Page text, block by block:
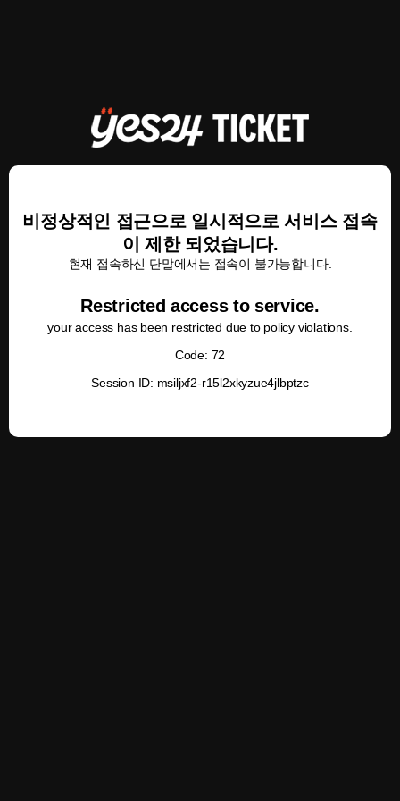
비정상적인 접근으로 일시적으로 서비스 접속
이 제한 되었습니다.
현재 접속하신 단말에서는 접속이 불가능합니다.
Restricted access to service.
your access has been restricted due to policy violations.
Code: 72
Session ID: msiljxf2-r15l2xkyzue4jlbptzc